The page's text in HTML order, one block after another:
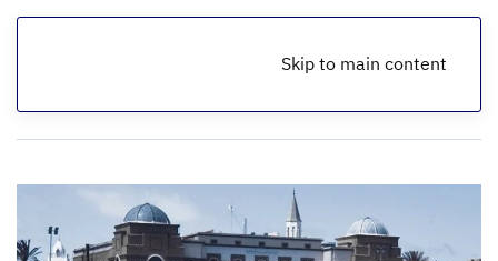
Skip to main content
الرئيسية